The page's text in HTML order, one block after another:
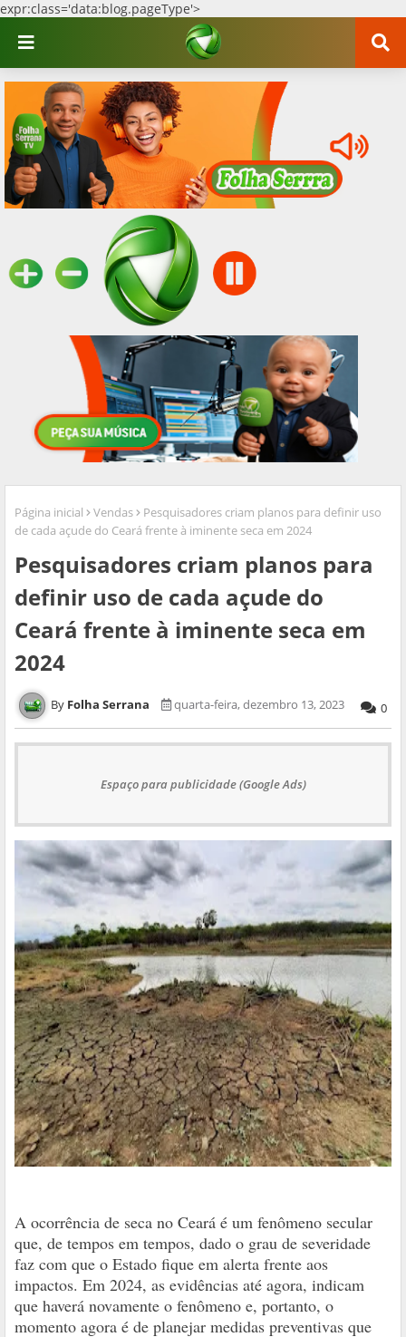
expr:class='data:blog.pageType'>
Página inicial Vendas
Pesquisadores criam planos para definir uso
de cada açude do Ceará frente à iminente seca em 2024
Pesquisadores criam planos para
definir uso de cada açude do
Ceará frente à iminente seca em
2024
Folha Serrana quarta-feira, dezembro 13, 2023 0
Espaço para publicidade (Google Ads)
A ocorrência de seca no Ceará é um fenômeno secular
que, de tempos em tempos, dado o grau de severidade
faz com que o Estado fique em alerta frente aos
impactos. Em 2024, as evidências até agora, indicam
que haverá novamente o fenômeno e, portanto, o
momento agora é de planejar medidas preventivas que